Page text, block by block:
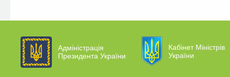
Адміністрація
Президента України
Кабінет Міністрів
України